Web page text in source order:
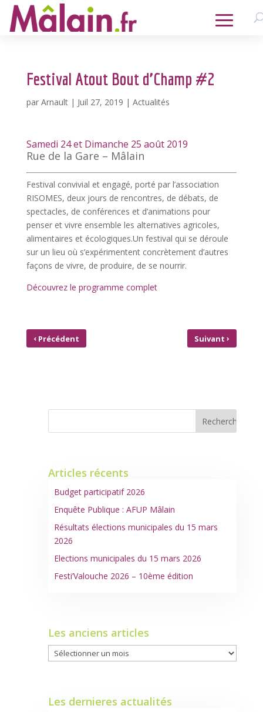
Festival Atout Bout d’Champ #2
par Arnault| Juil 27, 2019 | Actualités
Samedi 24 et Dimanche 25 août 2019
Rue de la Gare – Mâlain
Festival convivial et engagé, porté par l’association
RISOMES, deux jours de rencontres, de débats, de
spectacles, de conférences et d’animations pour
penser et vivre ensemble les alternatives agricoles,
alimentaires et écologiques.Un festival qui se déroule
sur un lieu où s’expérimentent concrètement d’autres
façons de vivre, de produire, de se nourrir.
Découvrez le programme complet
‹Précédent Suivant›
Articles récents
Budget participatif 2026
Enquête Publique : AFUP Mâlain
Résultats élections municipales du 15 mars
2026
Elections municipales du 15 mars 2026
Festi’Valouche 2026 – 10ème édition
Les anciens articles
Les
anciens
Les dernieres actualités